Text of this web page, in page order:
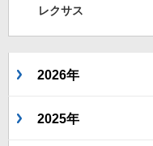
レクサス
2026年
2025年